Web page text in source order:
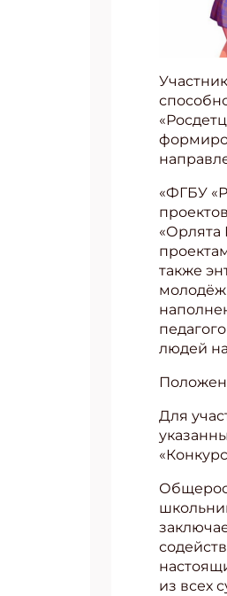
«ФГБУ
«Орлята
также
людей
Для
из всех